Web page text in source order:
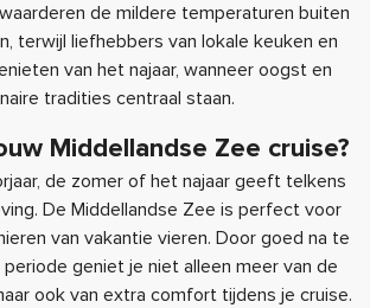
de mildere temperaturen buiten
terwijl liefhebbers van lokale keuken en
van het najaar, wanneer oogst en
tradities centraal staan.
Middellandse Zee cruise?
de zomer of het najaar geeft telkens
De Middellandse Zee is perfect voor
van vakantie vieren. Door goed na te
geniet je niet alleen meer van de
ook van extra comfort tijdens je cruise.